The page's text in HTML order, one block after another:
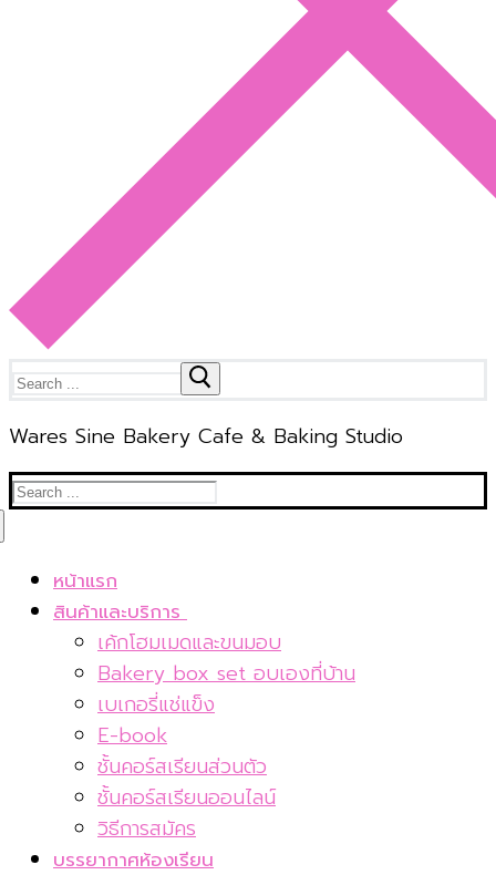
Search
Wares Sine Bakery Cafe & Baking Studio
Search
หน้าแรก
สินค้าและบริการ
เค้กโฮมเมดและขนมอบ
Bakery box set อบเองที่บ้าน
เบเกอรี่แช่แข็ง
E-book
ชั้นคอร์สเรียนส่วนตัว
ชั้นคอร์สเรียนออนไลน์
วิธีการสมัคร
บรรยากาศห้องเรียน